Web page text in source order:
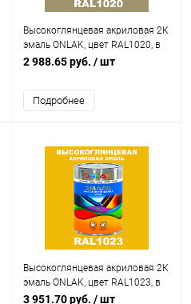
Высокоглянцевая акриловая 2К
эмаль ONLAK, цвет RAL1020, в
комплекте с отвердителем
2 988.65 руб. / шт
Подробнее
Высокоглянцевая акриловая 2К
эмаль ONLAK, цвет RAL1023, в
комплекте с отвердителем
3 951.70 руб. / шт